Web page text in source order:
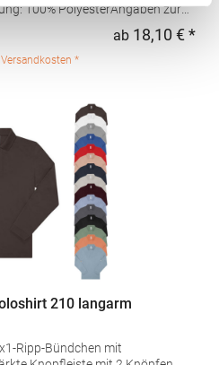
100% PolyesterAngaben zur
Niederlande E-Mail:
ab 18,10 € *
Versandkosten *
210 langarm